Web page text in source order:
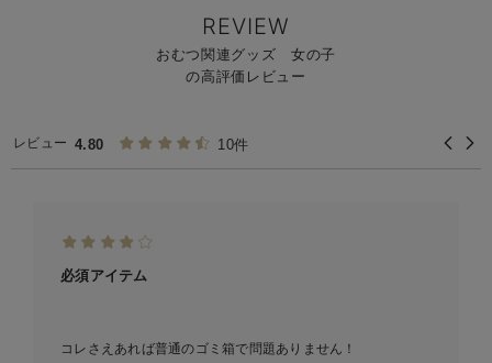
REVIEW
おむつ関連グッズ 女の子
の高評価レビュー
レビュー 4.80 10件
必須アイテム
コレさえあれば普通のゴミ箱で問題ありません！